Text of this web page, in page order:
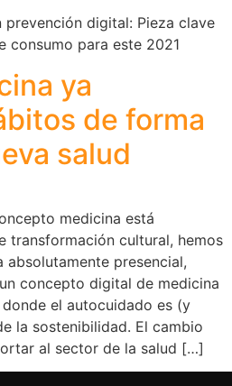
prevención digital: Pieza clave
consumo para este 2021
ya
de forma
salud
medicina está
transformación cultural, hemos
absolutamente presencial,
concepto digital de medicina
el autocuidado es (y
la sostenibilidad. El cambio
al sector de la salud […]